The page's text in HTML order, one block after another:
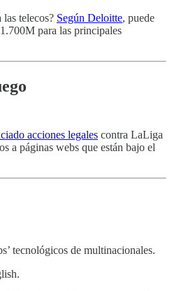
telecos? Según Deloitte, puede
para las principales
acciones legales contra LaLiga
a páginas webs que están bajo el
tecnológicos de multinacionales.